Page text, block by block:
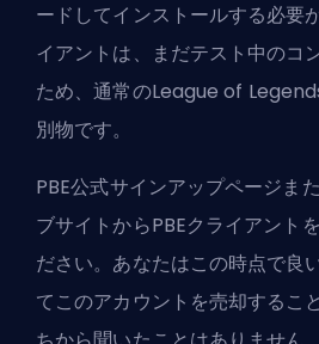
ードしてインストールする必要
イアントは、まだテスト中のコ
ため、通常のLeague of
別物です。
PBE公式サインアップページま
ブサイトからPBEクライアント
ださい。あなたはこの時点で良
てこのアカウントを売却するこ